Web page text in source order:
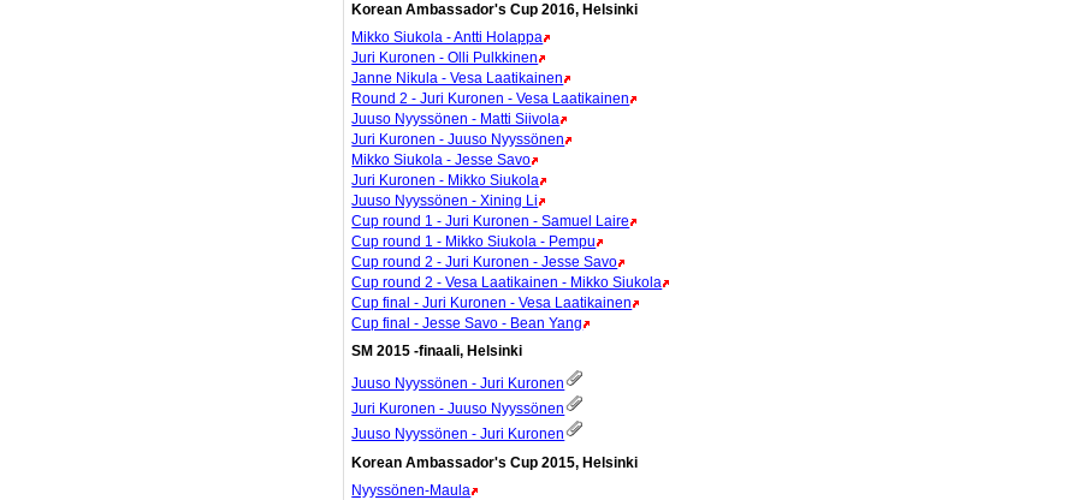
Korean Ambassador's Cup 2016, Helsinki
Mikko Siukola - Antti Holappa
Juri Kuronen - Olli Pulkkinen
Janne Nikula - Vesa Laatikainen
Round 2 - Juri Kuronen - Vesa Laatikainen
Juuso Nyyssönen - Matti Siivola
Juri Kuronen - Juuso Nyyssönen
Mikko Siukola - Jesse Savo
Juri Kuronen - Mikko Siukola
Juuso Nyyssönen - Xining Li
Cup round 1 - Juri Kuronen - Samuel Laire
Cup round 1 - Mikko Siukola - Pempu
Cup round 2 - Juri Kuronen - Jesse Savo
Cup round 2 - Vesa Laatikainen - Mikko Siukola
Cup final - Juri Kuronen - Vesa Laatikainen
Cup final - Jesse Savo - Bean Yang
SM 2015 -finaali, Helsinki
Juuso Nyyssönen - Juri Kuronen
Juri Kuronen - Juuso Nyyssönen
Juuso Nyyssönen - Juri Kuronen
Korean Ambassador's Cup 2015, Helsinki
Nyyssönen-Maula